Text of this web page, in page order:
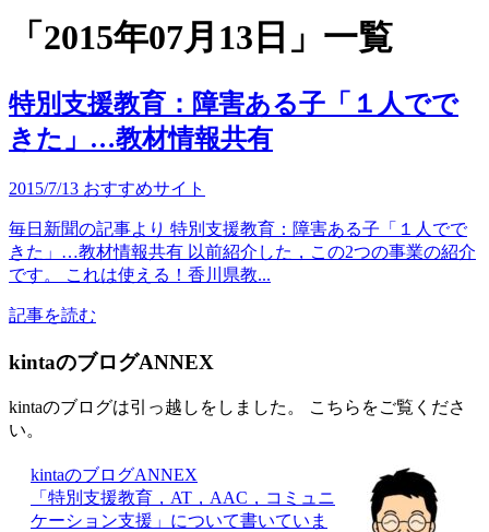
「 2015年07月13日 」 一覧
特別支援教育：障害ある子「１人でで
きた」…教材情報共有
2015/7/13 おすすめサイト
毎日新聞の記事より 特別支援教育：障害ある子「１人でで
きた」…教材情報共有 以前紹介した，この2つの事業の紹介
です。 これは使える！香川県教...
記事を読む
kintaのブログANNEX
kintaのブログは引っ越しをしました。 こちらをご覧くださ
い。
kintaのブログANNEX
「特別支援教育，AT，AAC，コミュニ
ケーション支援」について書いていま